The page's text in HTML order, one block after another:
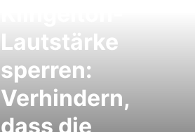
Lautstärke
sperren:
Verhindern,
dass die